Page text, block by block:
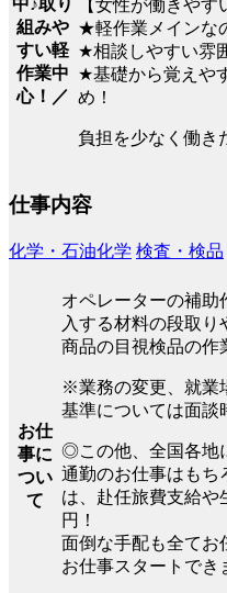
組みや
すい軽
作業中
心！／
【女性が働きやす
★軽作業メインな
★相談しやすい雰
★基礎から覚えや
め！
負担を少なく働き
仕事内容
化学・石油化学 検査・検品
お仕
事に
つい
て
オペレーターの補助
入する材料の段取り
商品の目視検品の作
※業務の変更、就業
基準については面談
◎この他、全国各地
通勤のお仕事はもち
は、赴任旅費支給や
円！
面倒な手配も全てお
お仕事スタートでき